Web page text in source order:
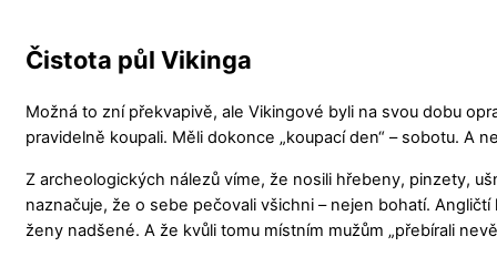
Čistota půl Vikinga
Možná to zní překvapivě, ale Vikingové byli na svou dobu
pravidelně koupali. Měli dokonce „koupací den“ – sobotu. A
Z archeologických nálezů víme, že nosili hřebeny, pinzety,
naznačuje, že o sebe pečovali všichni – nejen bohatí.
ženy nadšené. A že kvůli tomu místním mužům „přebírali